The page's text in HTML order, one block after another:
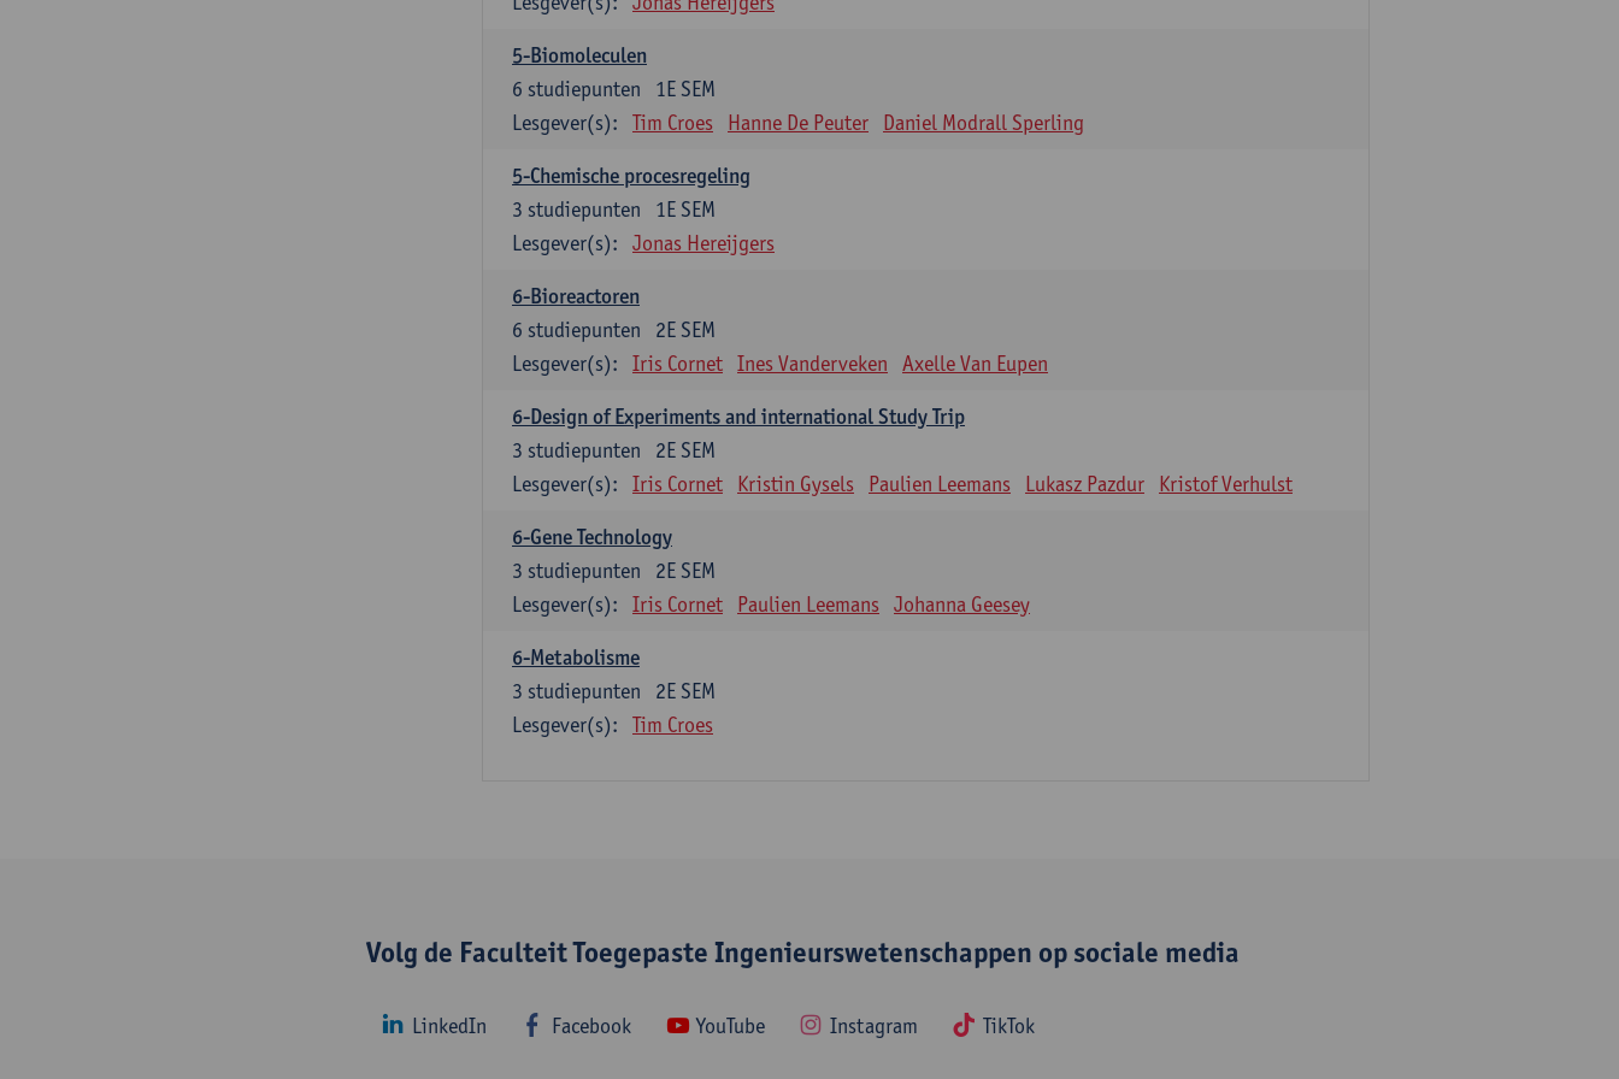
5-Biomoleculen
1E SEM
6 studiepunten
Lesgever(s):
Tim Croes Hanne De Peuter Daniel Modrall Sperling
5-Chemische procesregeling
1E SEM
3 studiepunten
Lesgever(s):
Jonas Hereijgers
6-Bioreactoren
2E SEM
6 studiepunten
Lesgever(s):
Iris Cornet Ines Vanderveken Axelle Van Eupen
6-Design of Experiments and international Study Trip
2E SEM
3 studiepunten
Lesgever(s):
Iris Cornet Kristin Gysels Paulien Leemans Lukasz Pazdur Kristof Verhulst
6-Gene Technology
2E SEM
3 studiepunten
Lesgever(s):
Iris Cornet Paulien Leemans Johanna Geesey
6-Metabolisme
2E SEM
3 studiepunten
Lesgever(s):
Tim Croes
Volg de Faculteit Toegepaste Ingenieurswetenschappen op sociale media
LinkedIn Facebook YouTube Instagram TikTok